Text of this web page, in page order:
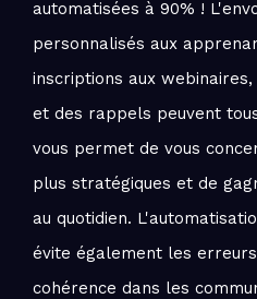
automatisées à 90% !
personnalisés aux
inscriptions aux
et des rappels peuvent
vous permet de vous
plus stratégiques et de
au quotidien.
évite également les
cohérence dans les